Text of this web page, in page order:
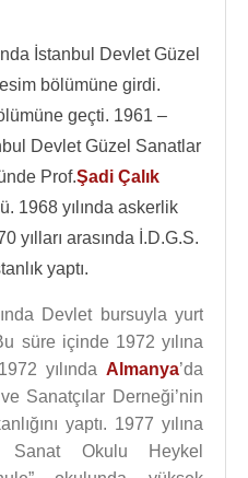
İstanbul Devlet Güzel
bölümüne girdi.
geçti. 1961 –
Devlet Güzel Sanatlar
Prof.Şadi Çalık
1968 yılında askerlik
yılları arasında İ.D.G.S.
yaptı.
Devlet bursuyla yurt
süre içinde 1972 yılına
yılındaAlmanya’da
Sanatçılar Derneği’nin
yaptı. 1977 yılına
Okulu Heykel